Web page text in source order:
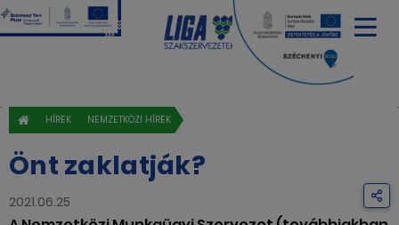
HÍREK NEMZETKÖZI HÍREK
Önt zaklatják?
2021.06.25